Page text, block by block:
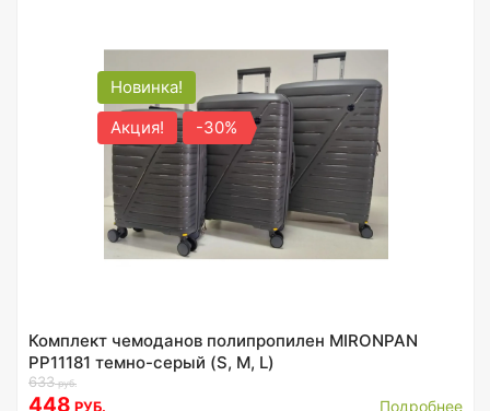
Новинка!
Акция!
-30%
Комплект чемоданов полипропилен MIRONPAN
PP11181 темно-серый (S, M, L)
633руб.
448 РУБ. Подробнее